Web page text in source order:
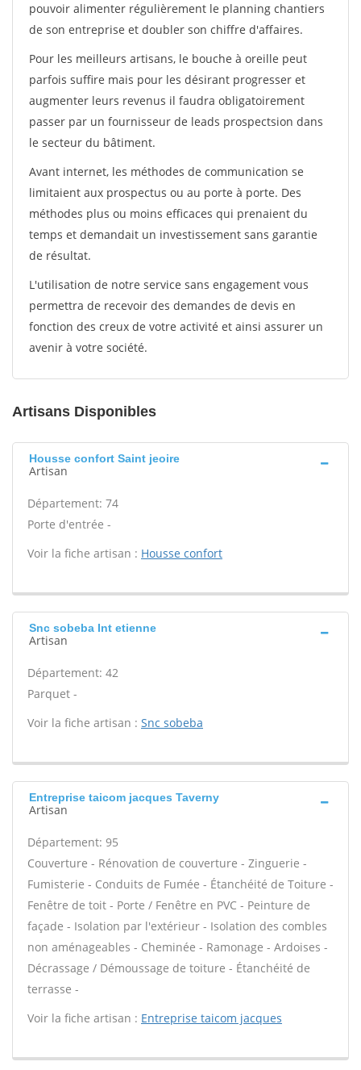
pouvoir alimenter régulièrement le planning chantiers
de son entreprise et doubler son chiffre d'affaires.
Pour les meilleurs artisans, le bouche à oreille peut
parfois suffire mais pour les désirant progresser et
augmenter leurs revenus il faudra obligatoirement
passer par un fournisseur de leads prospectsion dans
le secteur du bâtiment.
Avant internet, les méthodes de communication se
limitaient aux prospectus ou au porte à porte. Des
méthodes plus ou moins efficaces qui prenaient du
temps et demandait un investissement sans garantie
de résultat.
L'utilisation de notre service sans engagement vous
permettra de recevoir des demandes de devis en
fonction des creux de votre activité et ainsi assurer un
avenir à votre société.
Artisans Disponibles
Housse confort Saint jeoire
Artisan
Département: 74
Porte d'entrée -
Voir la fiche artisan : Housse confort
Snc sobeba Int etienne
Artisan
Département: 42
Parquet -
Voir la fiche artisan : Snc sobeba
Entreprise taicom jacques Taverny
Artisan
Département: 95
Couverture - Rénovation de couverture - Zinguerie -
Fumisterie - Conduits de Fumée - Étanchéité de Toiture -
Fenêtre de toit - Porte / Fenêtre en PVC - Peinture de
façade - Isolation par l'extérieur - Isolation des combles
non aménageables - Cheminée - Ramonage - Ardoises -
Décrassage / Démoussage de toiture - Étanchéité de
terrasse -
Voir la fiche artisan : Entreprise taicom jacques